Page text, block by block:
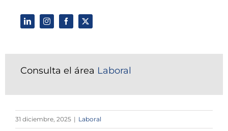
Consulta el área Laboral
31 diciembre, 2025 | Laboral